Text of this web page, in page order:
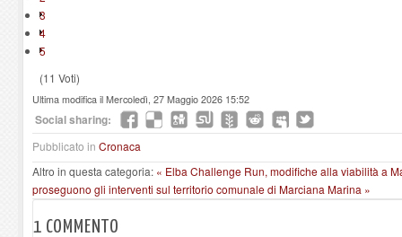
3
4
5
(11 Voti)
Ultima modifica il Mercoledì, 27 Maggio 2026 15:52
Social sharing:
Pubblicato in Cronaca
Altro in questa categoria: « Elba Challenge Run, modifiche alla viabilità a
proseguono gli interventi sul territorio comunale di Marciana Marina »
1 COMMENTO